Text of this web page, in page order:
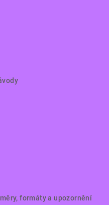
formáty a upozornění